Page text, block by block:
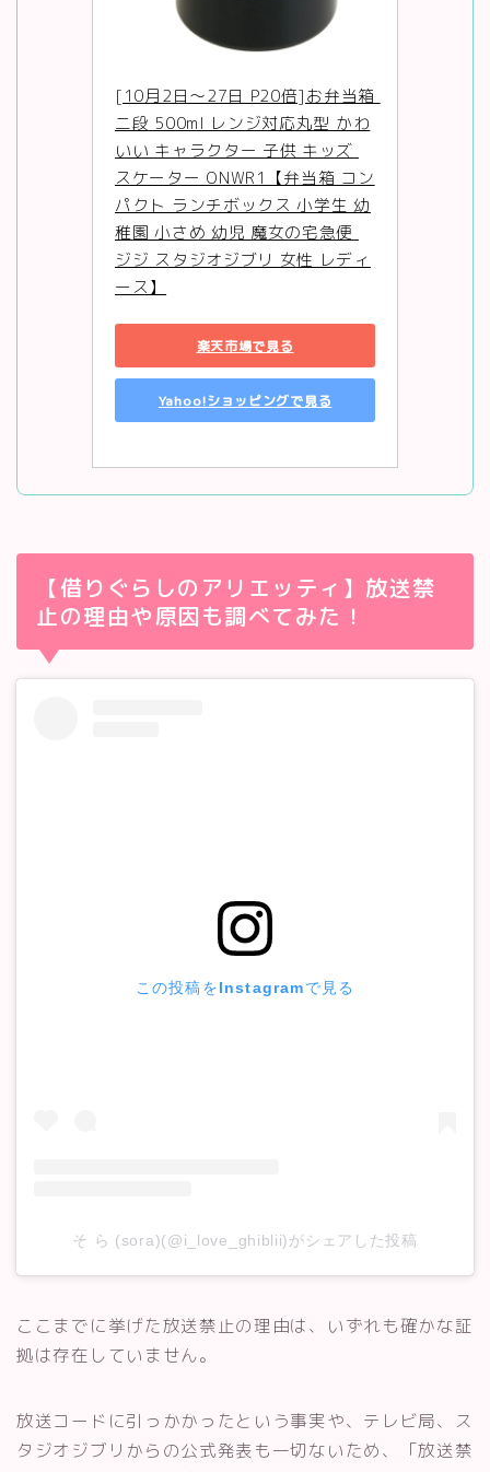
[10月2日〜27日 P20倍]お弁当箱
二段 500ml レンジ対応丸型 かわ
いい キャラクター 子供 キッズ
スケーター ONWR1【弁当箱 コン
パクト ランチボックス 小学生 幼
稚園 小さめ 幼児 魔女の宅急便
ジジ スタジオジブリ 女性 レディ
ース】
楽天市場で見る
Yahoo!ショッピングで見る
【借りぐらしのアリエッティ】放送禁
止の理由や原因も調べてみた！
この投稿をInstagramで見る
そ ら (sora)(@i_love_ghiblii)がシェアした投稿
ここまでに挙げた放送禁止の理由は、いずれも確かな証
拠は存在していません。
放送コードに引っかかったという事実や、テレビ局、ス
タジオジブリからの公式発表も一切ないため、「放送禁